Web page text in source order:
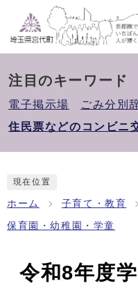
注目のキーワード
電子掲示場
ごみ分別
住民票などのコンビニ
現在位置
ホーム 子育て・教育
保育園・幼稚園・学童
令和8年度